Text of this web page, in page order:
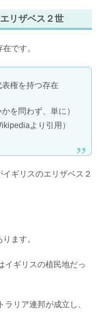
リザベス２世
です。
表権を持つ存在
を問わず、単に）
より引用）
ギリスのエリザベス２
ます。
イギリスの植民地だっ
リア連邦が成立し、